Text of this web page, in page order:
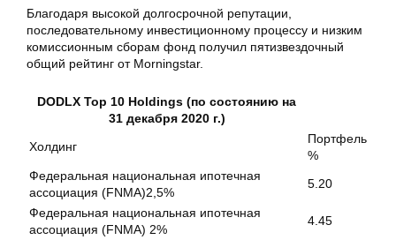
Благодаря высокой долгосрочной репутации,
последовательному инвестиционному процессу и низким
комиссионным сборам фонд получил пятизвездочный
общий рейтинг от Morningstar.
DODLX Top 10 Holdings (по состоянию на
31 декабря 2020 г.)
Холдинг
Портфель
%
Федеральная национальная ипотечная
ассоциация (FNMA)2,5%
5.20
Федеральная национальная ипотечная
ассоциация (FNMA) 2%
4.45